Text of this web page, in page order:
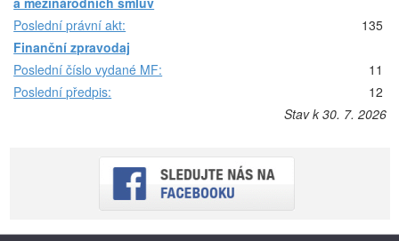
Poslední právní akt:
135
Finanční zpravodaj
Poslední číslo vydané MF:
11
Poslední předpis:
12
Stav k 30. 7. 2026